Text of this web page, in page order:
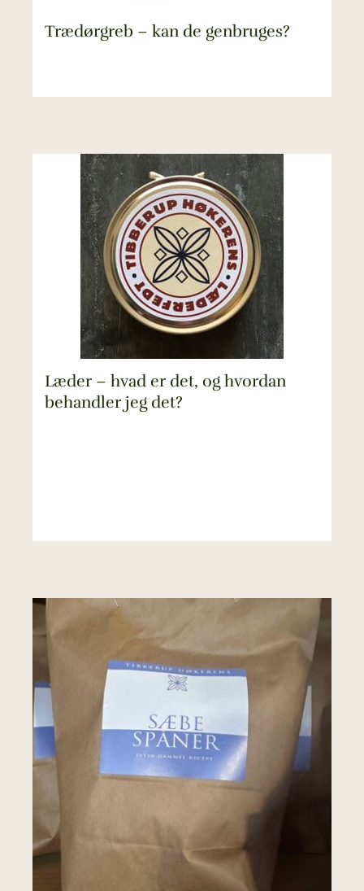
Trædørgreb – kan de genbruges?
Læder – hvad er det, og hvordan
behandler jeg det?